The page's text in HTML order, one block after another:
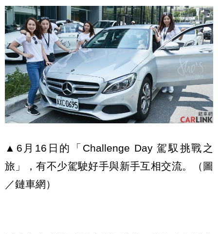
▲6月16日的「Challenge Day 駕馭挑戰之
旅」，有不少駕駛好手與新手互相交流。（圖
／鏈車網）